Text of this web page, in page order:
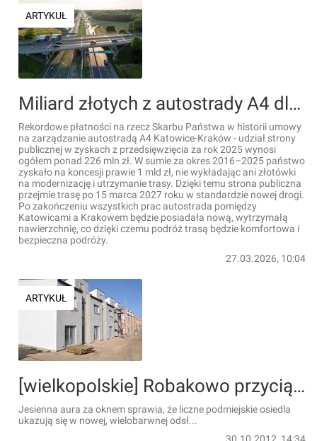
ARTYKUŁ
Miliard złotych z autostrady A4 dla budżetu państwa. Rekordowe natężenie ruchu
Rekordowe płatności na rzecz Skarbu Państwa w historii umowy
na zarządzanie autostradą A4 Katowice-Kraków - udział strony
publicznej w zyskach z przedsięwzięcia za rok 2025 wynosi
ogółem ponad 226 mln zł. W sumie za okres 2016–2025 państwo
zyskało na koncesji prawie 1 mld zł, nie wykładając ani złotówki
na modernizację i utrzymanie trasy. Dzięki temu strona publiczna
przejmie trasę po 15 marca 2027 roku w standardzie nowej drogi.
Po zakończeniu wszystkich prac autostrada pomiędzy
Katowicami a Krakowem będzie posiadała nową, wytrzymałą
nawierzchnię, co dzięki czemu podróż trasą będzie komfortowa i
bezpieczna podróży.
27.03.2026, 10:04
ARTYKUŁ
[wielkopolskie] Robakowo przyciąga jesienią
Jesienna aura za oknem sprawia, że liczne podmiejskie osiedla
ukazują się w nowej, wielobarwnej odsł...